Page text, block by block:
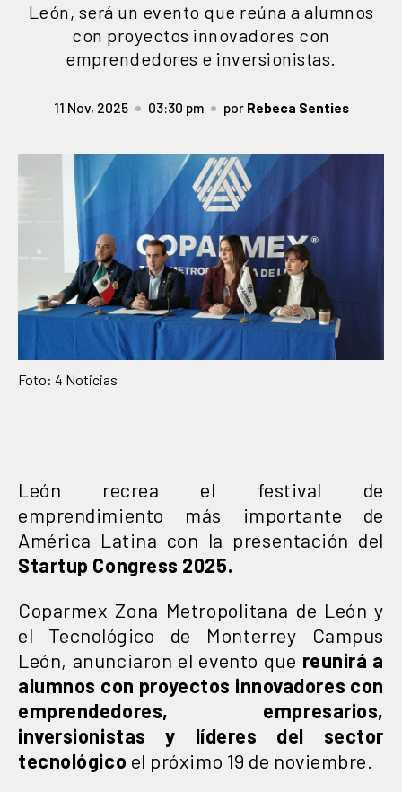
León, será un evento que reúna a alumnos
con proyectos innovadores con
emprendedores e inversionistas.
11 Nov, 2025 03:30 pm por Rebeca Senties
Foto: 4 Noticias
León recrea el festival de
emprendimiento más importante de
América Latina con la presentación del
Startup Congress 2025.
Coparmex Zona Metropolitana de León y
el Tecnológico de Monterrey Campus
León, anunciaron el evento que reunirá a
alumnos con proyectos innovadores con
emprendedores, empresarios,
inversionistas y líderes del sector
tecnológico el próximo 19 de noviembre.